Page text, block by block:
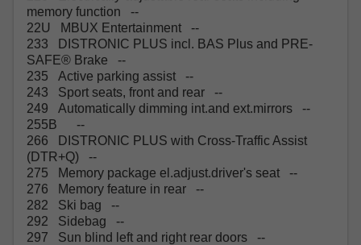
memory function --
22U MBUX Entertainment --
233 DISTRONIC PLUS incl. BAS Plus and PRE-
SAFE® Brake --
235 Active parking assist --
243 Sport seats, front and rear --
249 Automatically dimming int.and ext.mirrors --
255B --
266 DISTRONIC PLUS with Cross-Traffic Assist
(DTR+Q) --
275 Memory package el.adjust.driver's seat --
276 Memory feature in rear --
282 Ski bag --
292 Sidebag --
297 Sun blind left and right rear doors --